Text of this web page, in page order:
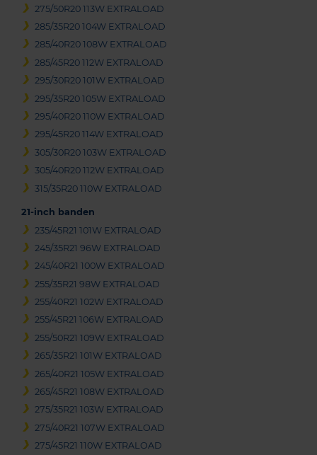
275/50R20 113W EXTRALOAD
285/35R20 104W EXTRALOAD
285/40R20 108W EXTRALOAD
285/45R20 112W EXTRALOAD
295/30R20 101W EXTRALOAD
295/35R20 105W EXTRALOAD
295/40R20 110W EXTRALOAD
295/45R20 114W EXTRALOAD
305/30R20 103W EXTRALOAD
305/40R20 112W EXTRALOAD
315/35R20 110W EXTRALOAD
21-inch banden
235/45R21 101W EXTRALOAD
245/35R21 96W EXTRALOAD
245/40R21 100W EXTRALOAD
255/35R21 98W EXTRALOAD
255/40R21 102W EXTRALOAD
255/45R21 106W EXTRALOAD
255/50R21 109W EXTRALOAD
265/35R21 101W EXTRALOAD
265/40R21 105W EXTRALOAD
265/45R21 108W EXTRALOAD
275/35R21 103W EXTRALOAD
275/40R21 107W EXTRALOAD
275/45R21 110W EXTRALOAD